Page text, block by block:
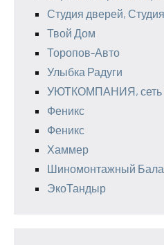
Студия дверей,
Твой Дом
Торопов-Авто
Улыбка Радуги
УЮТКОМПАНИЯ, сеть
Феникс
Феникс
Хаммер
Шиномонтажный
ЭкоТандыр